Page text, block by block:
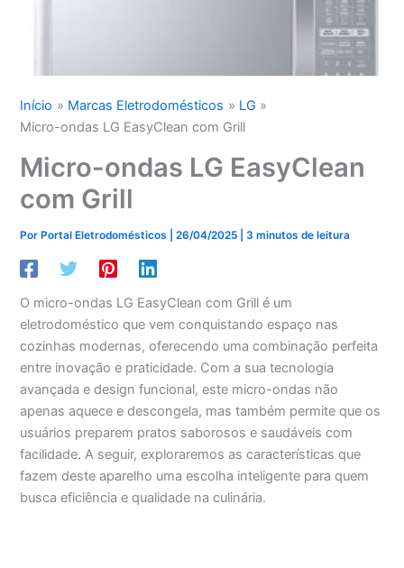
Início Marcas Eletrodomésticos
LG
Micro-ondas LG EasyClean com Grill
Micro-ondas LG EasyClean
com Grill
Por Portal Eletrodomésticos |26/04/2025 |3 minutos de leitura
O micro-ondas LG EasyClean com Grill é um
eletrodoméstico que vem conquistando espaço nas
cozinhas modernas, oferecendo uma combinação perfeita
entre inovação e praticidade. Com a sua tecnologia
avançada e design funcional, este micro-ondas não
apenas aquece e descongela, mas também permite que os
usuários preparem pratos saborosos e saudáveis com
facilidade. A seguir, exploraremos as características que
fazem deste aparelho uma escolha inteligente para quem
busca eficiência e qualidade na culinária.